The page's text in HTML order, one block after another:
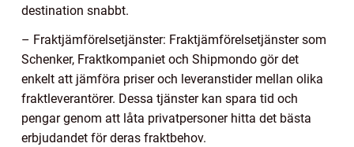
destination snabbt.
– Fraktjämförelsetjänster: Fraktjämförelsetjänster som
Schenker, Fraktkompaniet och Shipmondo gör det
enkelt att jämföra priser och leveranstider mellan olika
fraktleverantörer. Dessa tjänster kan spara tid och
pengar genom att låta privatpersoner hitta det bästa
erbjudandet för deras fraktbehov.